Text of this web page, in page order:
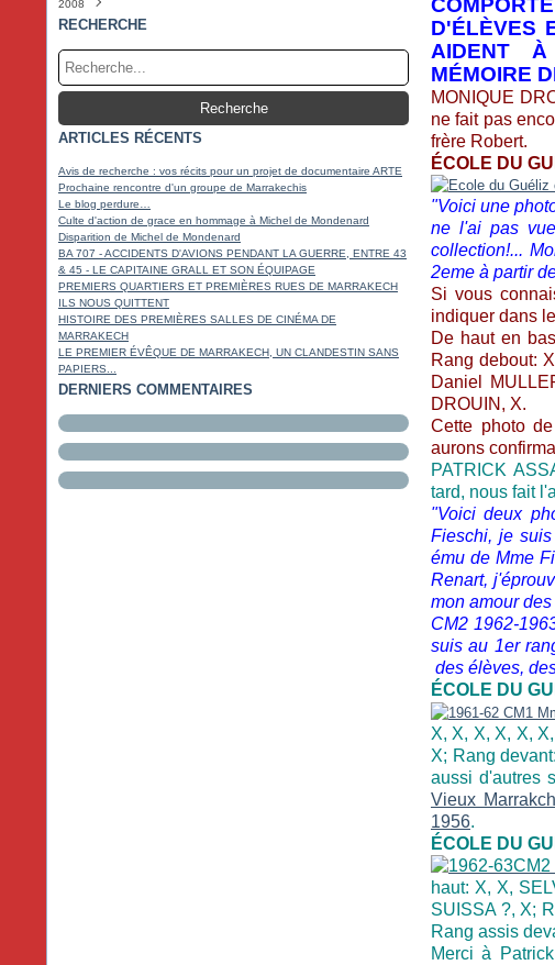
Février
Janvier(3)
Mars
Février(2)
Avril
Mars(4)
Janvier(4)
Mai(3)
Avril(4)
Février(3)
Janvier (5)
Juin
Mai(4)
Mars(4)
Février(4)
Janvier(4)
Juillet
Juin(4)
Avril(6)
Mars(3)
Février(4)
Août
Juillet(4)
Mai(6)
Avril(4)
Mars(4)
Septembre
Août(5)
Juin(7)
Mai(5)
Avril(5)
Janvier(5)
Octobre
Septembre(5)
Juillet(5)
Juin(5)
Mai(6)
Février(4)
Novembre
Octobre(10)
Août(7)
Juillet(8)
Juin(11)
Mars (15)
Janvier(18)
Décembre
Novembre (17)
Septembre(18)
Août(14)
Juillet(14)
Avril(17)
Février(13)
Janvier(16)
2008
Décembre (22)
Octobre(17)
Septembre(9)
RECHERCHE
ARTICLES RÉCENTS
Avis de recherche : vos récits pour un projet de documentaire ARTE
Prochaine rencontre d'un groupe de Marrakechis
Le blog perdure…
Culte d'action de grace en hommage à Michel de Mondenard
Disparition de Michel de Mondenard
BA 707 - ACCIDENTS D'AVIONS PENDANT LA GUERRE, ENTRE 43
& 45 - LE CAPITAINE GRALL ET SON ÉQUIPAGE
PREMIERS QUARTIERS ET PREMIÈRES RUES DE MARRAKECH
ILS NOUS QUITTENT
HISTOIRE DES PREMIÈRES SALLES DE CINÉMA DE
MARRAKECH
LE PREMIER ÉVÊQUE DE MARRAKECH, UN CLANDESTIN SANS
PAPIERS...
DERNIERS COMMENTAIRES
D'ÉLÈVES
AIDENT
MÉMOIRE
MONIQUE
ne fait pas
frère Robert.
ÉCOLE DU
"Voici une
ne l'ai pas
collection!...
2eme à partir
Si vous
indiquer dans
De haut en
Rang debout:
Daniel
DROUIN, X.
Cette photo
aurons
PATRICK
tard, nous fait
"Voici deux
Fieschi, je
ému de Mme
Renart,
mon amour
CM2 1962-
suis au 1er
des élèves,
ÉCOLE DU
X, X, X, X, X,
X; Rang
aussi d'autres
Vieux
1956.
ÉCOLE DU
haut: X, X,
SUISSA ?, X;
Rang assis
Merci à